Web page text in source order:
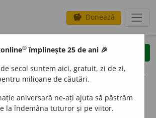
savings Donează
clear
opțiuni
(1) definiții (21) declinări
® împlinește 25 de ani 🎉
secol suntem aici, gratuit, zi de zi,
milioane de căutări.
aniversară ne-ați ajuta să păstrăm
la îndemâna tuturor și pe viitor.